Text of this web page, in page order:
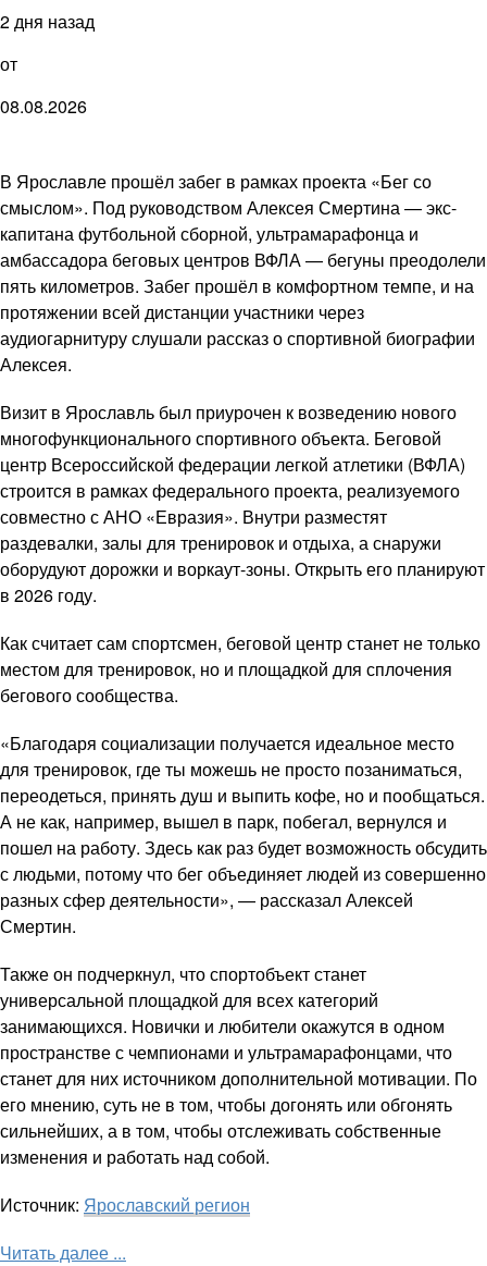
2 дня назад
от
08.08.2026
В Ярославле прошёл забег в рамках проекта «Бег со
смыслом». Под руководством Алексея Смертина — экс-
капитана футбольной сборной, ультрамарафонца и
амбассадора беговых центров ВФЛА — бегуны преодолели
пять километров. Забег прошёл в комфортном темпе, и на
протяжении всей дистанции участники через
аудиогарнитуру слушали рассказ о спортивной биографии
Алексея.
Визит в Ярославль был приурочен к возведению нового
многофункционального спортивного объекта. Беговой
центр Всероссийской федерации легкой атлетики (ВФЛА)
строится в рамках федерального проекта, реализуемого
совместно с АНО «Евразия». Внутри разместят
раздевалки, залы для тренировок и отдыха, а снаружи
оборудуют дорожки и воркаут-зоны. Открыть его планируют
в 2026 году.
Как считает сам спортсмен, беговой центр станет не только
местом для тренировок, но и площадкой для сплочения
бегового сообщества.
«Благодаря социализации получается идеальное место
для тренировок, где ты можешь не просто позаниматься,
переодеться, принять душ и выпить кофе, но и пообщаться.
А не как, например, вышел в парк, побегал, вернулся и
пошел на работу. Здесь как раз будет возможность обсудить
с людьми, потому что бег объединяет людей из совершенно
разных сфер деятельности», — рассказал Алексей
Смертин.
Также он подчеркнул, что спортобъект станет
универсальной площадкой для всех категорий
занимающихся. Новички и любители окажутся в одном
пространстве с чемпионами и ультрамарафонцами, что
станет для них источником дополнительной мотивации. По
его мнению, суть не в том, чтобы догонять или обгонять
сильнейших, а в том, чтобы отслеживать собственные
изменения и работать над собой.
Источник: Ярославский регион
Читать далее ...